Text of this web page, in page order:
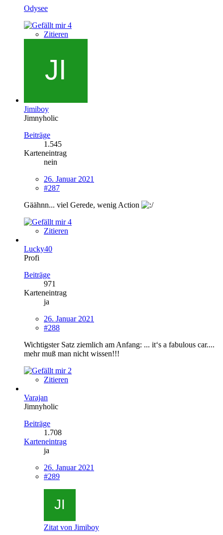
Odysee
4
Zitieren
Jimiboy
Jimnyholic
Beiträge
1.545
Karteneintrag
nein
26. Januar 2021
#287
Gäähnn... viel Gerede, wenig Action
4
Zitieren
Lucky40
Profi
Beiträge
971
Karteneintrag
ja
26. Januar 2021
#288
Wichtigster Satz ziemlich am Anfang: ... it‘s a fabulous car....
mehr muß man nicht wissen!!!
2
Zitieren
Varajan
Jimnyholic
Beiträge
1.708
Karteneintrag
ja
26. Januar 2021
#289
Zitat von Jimiboy